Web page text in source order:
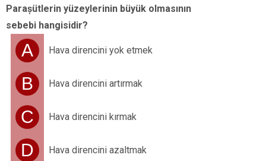
Parașütlerin yüzeylerinin büyük olmasının
sebebi hangisidir?
A Hava direncini yok etmek
B Hava direncini artırmak
C Hava direncini kırmak
D Hava direncini azaltmak